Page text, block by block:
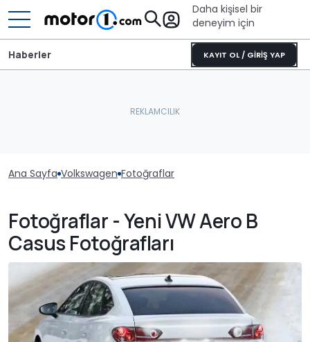
Daha kişisel bir
deneyim için
KAYIT OL / GİRİŞ YAP
Haberler
Ana Sayfa Volkswagen Fotoğraflar
Fotoğraflar - Yeni VW Aero B
Casus Fotoğrafları